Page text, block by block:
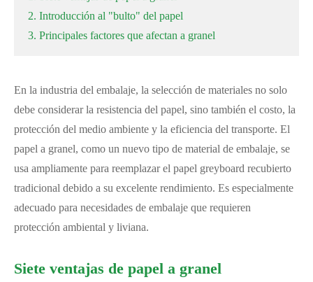
2. Introducción al "bulto" del papel
3. Principales factores que afectan a granel
En la industria del embalaje, la selección de materiales no solo
debe considerar la resistencia del papel, sino también el costo, la
protección del medio ambiente y la eficiencia del transporte. El
papel a granel, como un nuevo tipo de material de embalaje, se
usa ampliamente para reemplazar el papel greyboard recubierto
tradicional debido a su excelente rendimiento. Es especialmente
adecuado para necesidades de embalaje que requieren
protección ambiental y liviana.
Siete ventajas de papel a granel